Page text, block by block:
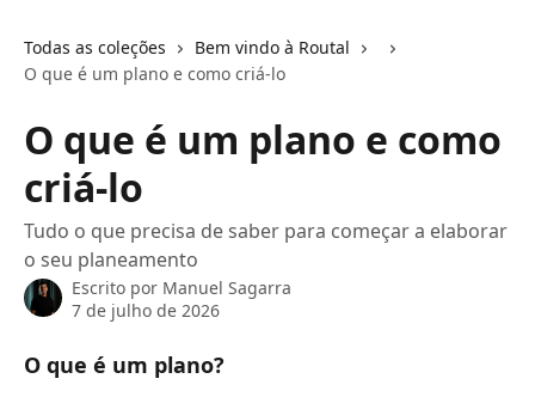
Todas as coleções
Bem vindo à Routal
O que é um plano e como criá-lo
O que é um plano e como
criá-lo
Tudo o que precisa de saber para começar a elaborar
o seu planeamento
Escrito por Manuel Sagarra
7 de julho de 2026
O que é um plano?